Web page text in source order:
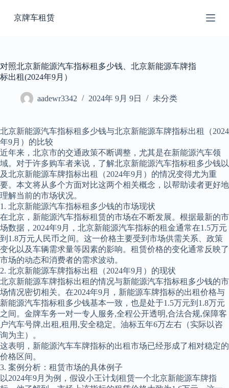
过
京牌车租赁
对照北京新能源汽车指标租多少钱、北京新能源车牌指
标出租(2024年9月）
aadewr3342 2024年 9月 9日 未分类
北京新能源汽车指标租多少钱与北京新能源车牌指标出租（2024
年9月）的比较
近年来，北京市的交通政策不断调整，尤其是在新能源汽车领
域。对于许多购车者来说，了解北京新能源汽车指标租多少钱以
及北京新能源车牌指标出租（2024年9月）的情况变得尤为重
要。本文将从多个方面对比这两个相关概念，以帮助读者更好地
理解当前的市场状况。
1. 北京新能源汽车指标租多少钱的市场现状
在北京，新能源汽车指标租赁的市场在不断发展。根据最新的市
场数据，2024年9月，北京新能源汽车指标的租金通常在1.5万元
到1.8万元人民币之间。这一价格主要受到市场供需关系、政策
变化以及车辆需求量等因素的影响。租赁价格的变化通常反映了
市场的动态和消费者的需求波动。
2. 北京新能源车牌指标出租（2024年9月）的现状
北京新能源车牌指标出租的情况与新能源汽车指标租多少钱的市
场情况密切相关。在2024年9月，新能源车牌指标的出租价格与
新能源汽车指标租多少钱基本一致，也是处于1.5万元到1.8万元
之间。金牌车务一对一专人服务,全程公开透明,合法合规,保障客
户汽车号牌,出租,租用,安全稳定。油标五年6万左右（实际以咨
询为主）。
这表明，新能源汽车车牌指标的出租市场已经形成了相对稳定的
价格区间。
3. 案例分析：租赁市场的具体例子
以2024年9月为例，假设小王计划租赁一个北京新能源车牌指